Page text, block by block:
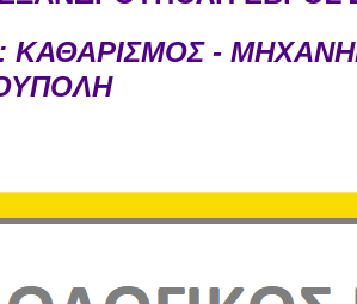
ΚΑΘΑΡΙΣΜΟΣ -